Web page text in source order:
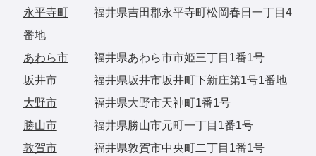
永平寺町
福井県吉田郡永平寺町松岡春日一丁目4
番地
あわら市
福井県あわら市市姫三丁目1番1号
坂井市
福井県坂井市坂井町下新庄第1号1番地
大野市
福井県大野市天神町1番1号
勝山市
福井県勝山市元町一丁目1番1号
敦賀市
福井県敦賀市中央町二丁目1番1号